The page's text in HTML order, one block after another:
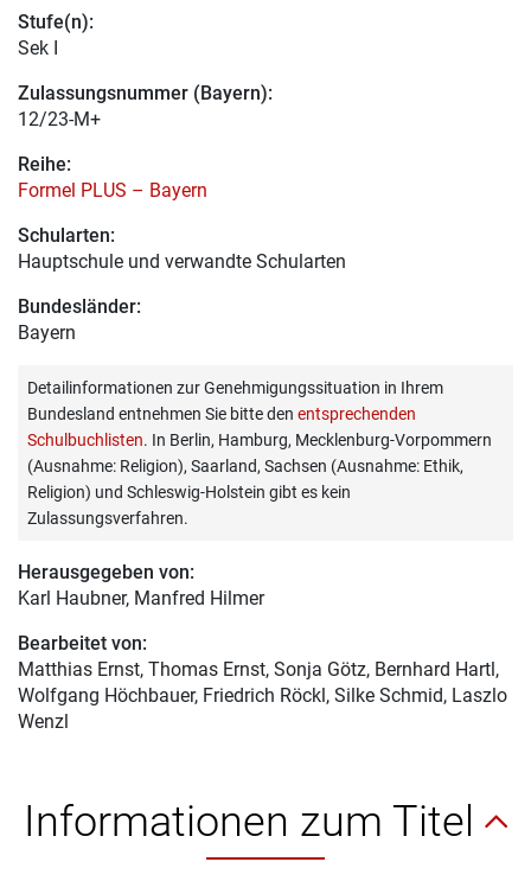
Stufe(n):
Sek I
Zulassungsnummer (Bayern):
12/23-M+
Reihe:
Formel PLUS – Bayern
Schularten:
Hauptschule und verwandte Schularten
Bundesländer:
Bayern
Detailinformationen zur Genehmigungssituation in Ihrem
Bundesland entnehmen Sie bitte den entsprechenden
Schulbuchlisten. In Berlin, Hamburg, Mecklenburg-Vorpommern
(Ausnahme: Religion), Saarland, Sachsen (Ausnahme: Ethik,
Religion) und Schleswig-Holstein gibt es kein
Zulassungsverfahren.
Herausgegeben von:
Karl Haubner, Manfred Hilmer
Bearbeitet von:
Matthias Ernst, Thomas Ernst, Sonja Götz, Bernhard Hartl,
Wolfgang Höchbauer, Friedrich Röckl, Silke Schmid, Laszlo
Wenzl
Informationen zum Titel